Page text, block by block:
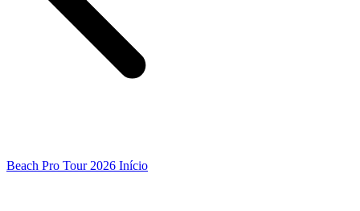
Beach Pro Tour 2026 Início